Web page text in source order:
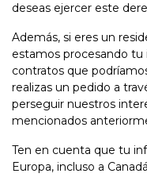
deseas ejercer este
Además, si eres un
estamos procesando
contratos que
realizas un pedido a
perseguir nuestros
mencionados
Ten en cuenta que tu
Europa, incluso a